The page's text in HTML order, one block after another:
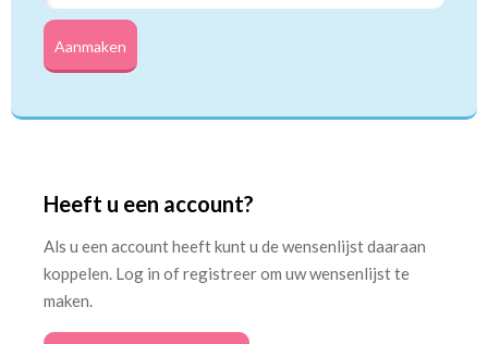
Aanmaken
Heeft u een account?
Als u een account heeft kunt u de wensenlijst daaraan
koppelen. Log in of registreer om uw wensenlijst te
maken.